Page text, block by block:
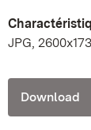
JPG,
Download